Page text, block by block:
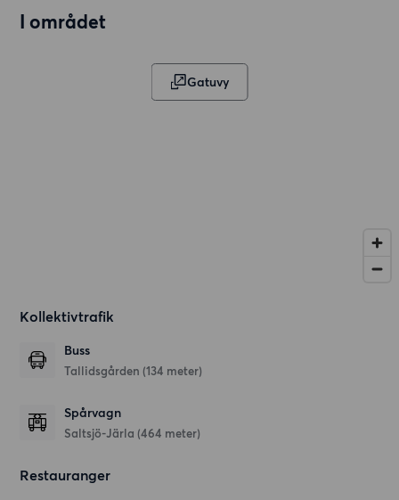
I området
Gatuvy
Kollektivtrafik
Buss
Tallidsgården (134 meter)
Spårvagn
Saltsjö-Järla (464 meter)
Restauranger